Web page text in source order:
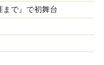
で』で初舞台